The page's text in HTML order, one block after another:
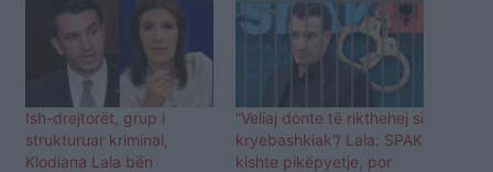
Ish-drejtorët, grup i
strukturuar kriminal,
Klodiana Lala bën
“Veliaj donte të rikthehej si
kryebashkiak”/ Lala: SPAK
kishte pikëpyetje, por